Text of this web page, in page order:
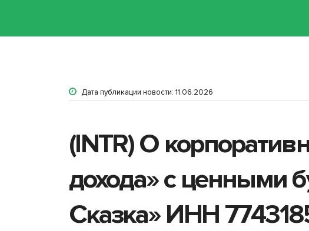
Дата публикации новости: 11.06.2026
(INTR) О
дохода» с ценными
Сказка» ИНН